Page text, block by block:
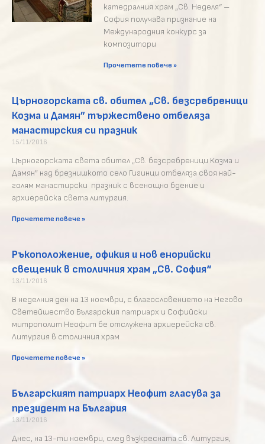
катедралния храм „Св. Неделя“ –
София получава признание на
Международния конкурс за
композитори
Прочетете повече »
Църногорската св. обител „Св. безсребреници
Козма и Дамян” тържествено отбеляза
манастирския си празник
15/11/2016
Църногорската света обител „Св. безсребреници Козма и
Дамян” над брезнишкото село Гигинци отбеляза своя най-
голям манастирски празник с всенощно бдение и
архиерейска света литургия.
Прочетете повече »
Ръкоположение, офикия и нов енорийски
свещеник в столичния храм „Св. София“
13/11/2016
В неделния ден на 13 ноември, с благословението на Негово
Светейшество Българския патриарх и Софийски
митрополит Неофит бе отслужена архиерейска св.
Литургия в столичния храм
Прочетете повече »
Българският патриарх Неофит гласува за
президент на България
13/11/2016
Днес, на 13-ти ноември, след възкресната св. Литургия,